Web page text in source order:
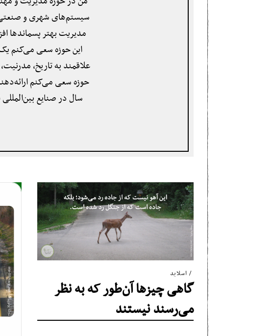
سیستم‌های شهری و صنعتی
مدیریت بهتر پسماندها
این حوزه سعی می‌کنم یک
علاقمند به تاریخ،
حوزه سعی می‌کنم
سال در صنایع
اسلاید
گاهی چیزها آن‌طور که به نظر
می‌رسند نیستند